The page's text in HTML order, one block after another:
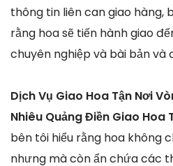
thông tin liên can giao hàng,
rằng hoa sẽ tiến hành giao
chuyên nghiệp và bài bản và
Dịch Vụ Giao Hoa Tận Nơi
Nhiêu Quảng Điền Giao Hoa
bên tôi hiểu rằng hoa không
nhưng mà còn ẩn chứa các